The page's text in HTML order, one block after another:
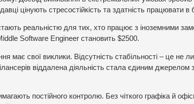
цінують стресостійкість та здатність працювати
реальністю для тих, хто працює з іноземними
Software Engineer становить $2500.
має свої виклики. Відсутність стабільності – це не
віддалена діяльність стала єдиним
постійного контролю. Без чіткого графіка й